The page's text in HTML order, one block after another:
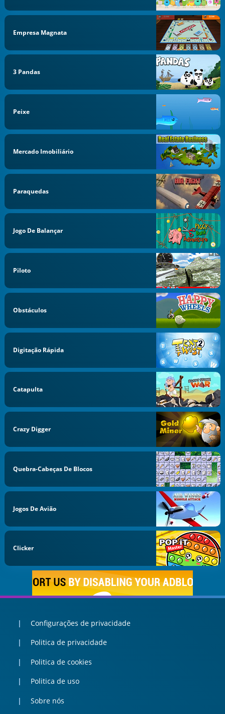
Empresa Magnata
3 Pandas
Peixe
Mercado Imobiliário
Paraquedas
Jogo De Balançar
Piloto
Obstáculos
Digitação Rápida
Catapulta
Crazy Digger
Quebra-Cabeças De Blocos
Jogos De Avião
Clicker
Configurações de privacidade
Politica de privacidade
Politica de cookies
Politica de uso
Sobre nós